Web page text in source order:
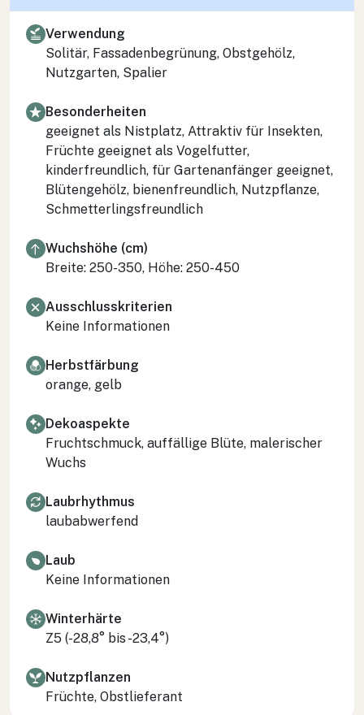
Verwendung
Solitär, Fassadenbegrünung, Obstgehölz,
Nutzgarten, Spalier
Besonderheiten
geeignet als Nistplatz, Attraktiv für Insekten,
Früchte geeignet als Vogelfutter,
kinderfreundlich, für Gartenanfänger geeignet,
Blütengehölz, bienenfreundlich, Nutzpflanze,
Schmetterlingsfreundlich
Wuchshöhe (cm)
Breite: 250-350, Höhe: 250-450
Ausschlusskriterien
Keine Informationen
Herbstfärbung
orange, gelb
Dekoaspekte
Fruchtschmuck, auffällige Blüte, malerischer
Wuchs
Laubrhythmus
laubabwerfend
Laub
Keine Informationen
Winterhärte
Z5 (-28,8° bis -23,4°)
Nutzpflanzen
Früchte, Obstlieferant